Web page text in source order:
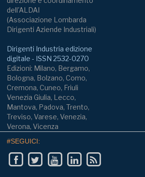
dell'ALDAI
(Associazione Lombarda
Dirigenti Aziende Industriali)
Dirigenti Industria edizione
digitale - ISSN 2532-0270
Edizioni: Milano, Bergamo,
Bologna, Bolzano, Como,
Cremona, Cuneo, Friuli
Venezia Giulia, Lecco,
Mantova, Padova, Trento,
Treviso, Varese, Venezia,
Verona, Vicenza
#SEGUICI: